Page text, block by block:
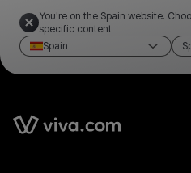
You're on the Spain website.
specific content
Spain